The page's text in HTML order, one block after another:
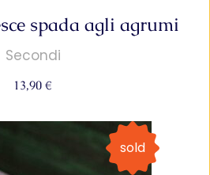
spada agli agrumi
Secondi
13,90 €
sold